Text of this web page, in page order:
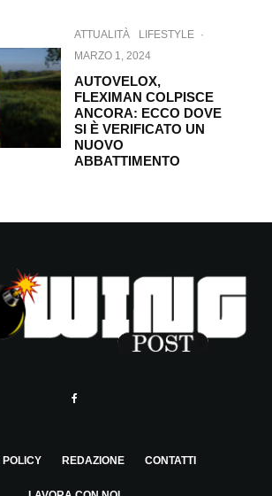
ATTUALITÀ LIFESTYLE ·
MARZO 1, 2024
AUTOVELOX,
FLEXIMAN COLPISCE
ANCORA: ECCO DOVE
SI È VERIFICATO UN
NUOVO
ABBATTIMENTO
POLICY REDAZIONE CONTATTI